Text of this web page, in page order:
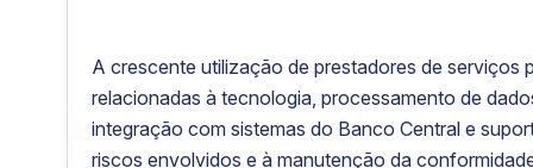
A crescente utilização de prestadores de serviços
relacionadas à tecnologia, processamento de
integração com sistemas do Banco Central e
riscos envolvidos e à manutenção da